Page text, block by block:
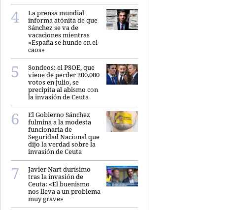
La prensa mundial
informa atónita de que
Sánchez se va de
vacaciones mientras
«España se hunde en el
caos»
Sondeos: el PSOE, que
viene de perder 200.000
votos en julio, se
precipita al abismo con
la invasión de Ceuta
El Gobierno Sánchez
fulmina a la modesta
funcionaria de
Seguridad Nacional que
dijo la verdad sobre la
invasión de Ceuta
Javier Nart durísimo
tras la invasión de
Ceuta: «El buenismo
nos lleva a un problema
muy grave»